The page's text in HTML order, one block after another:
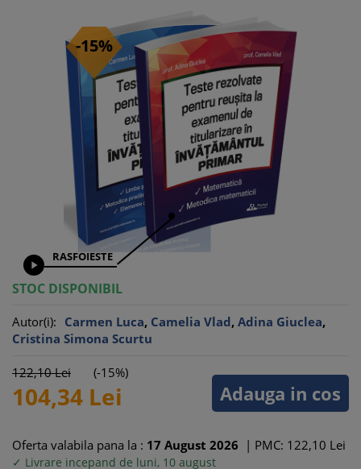
-15%

RASFOIESTE
STOC DISPONIBIL
Autor(i): Carmen Luca, Camelia Vlad, Adina Giuclea,
Cristina Simona Scurtu
Adauga in cos
122,10Lei (-15%)
104,34 Lei
Oferta valabila pana la : 17 August 2026 | PMC: 122,10 Lei
✓ Livrare incepand de luni, 10 august